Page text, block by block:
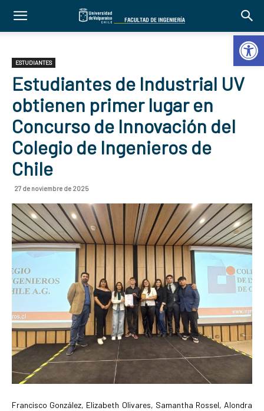
Abrir
ESTUDIANTES
Estudiantes de Industrial UV
obtienen primer lugar en
Concurso de Innovación del
Colegio de Ingenieros de
Chile
27 de noviembre de 2025
Francisco González, Elizabeth Olivares, Samantha Rossel, Alondra